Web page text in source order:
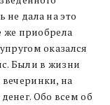
не дала на это
же приобрела
оказался
Были в жизни
на
Обо всем об